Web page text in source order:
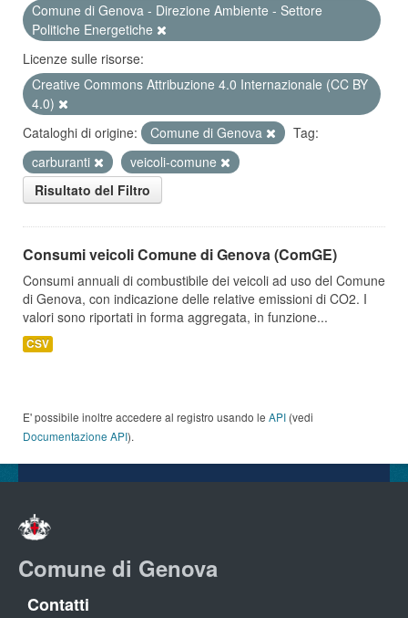
Comune di Genova - Direzione Ambiente - Settore
Politiche Energetiche
Licenze sulle risorse:
Creative Commons Attribuzione 4.0 Internazionale (CC BY
4.0)
Cataloghi di origine:
Comune di Genova
Tag:
carburanti
veicoli-comune
Risultato del Filtro
Consumi veicoli Comune di Genova (ComGE)
Consumi annuali di combustibile dei veicoli ad uso del Comune
di Genova, con indicazione delle relative emissioni di CO2. I
valori sono riportati in forma aggregata, in funzione...
CSV
E' possibile inoltre accedere al registro usando le API (vedi
Documentazione API).
Comune di Genova
Contatti